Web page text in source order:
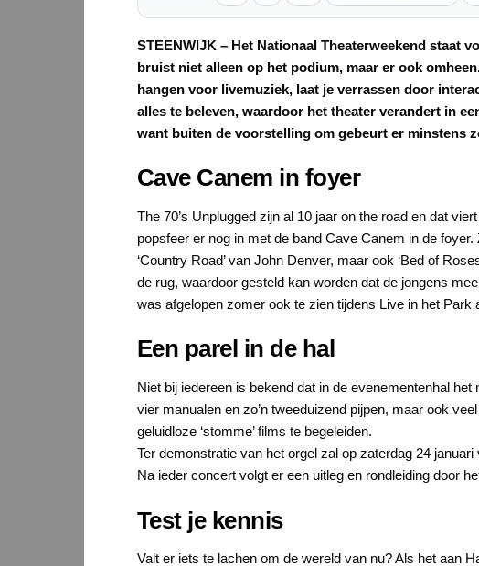
STEENWIJK – Het Nationaal Theaterweekend staat
bruist niet alleen op het podium, maar er ook
hangen voor livemuziek, laat je verrassen door
alles te beleven, waardoor het theater verandert in
want buiten de voorstelling om gebeurt er minstens
Cave Canem in foyer
The 70’s Unplugged zijn al 10 jaar on the road en dat
popsfeer er nog in met de band Cave Canem in de
‘Country Road’ van John Denver, maar ook ‘Bed of
de rug, waardoor gesteld kan worden dat de jongens
was afgelopen zomer ook te zien tijdens Live in het Park
Een parel in de hal
Niet bij iedereen is bekend dat in de evenementenhal
vier manualen en zo’n tweeduizend pijpen, maar ook
geluidloze ‘stomme’ films te begeleiden.
Ter demonstratie van het orgel zal op zaterdag 24
Na ieder concert volgt er een uitleg en rondleiding door
Test je kennis
Valt er iets te lachen om de wereld van nu? Als het aan